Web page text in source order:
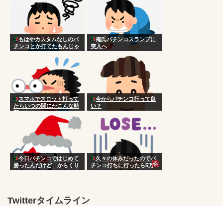
もはやカスタムなしのパ
チンコとか打てたもんじゃ
ないのよ
俺氏パチンコスランプに
突入へ
スマホでスロット打って
たらいつの間にかこんな時
間になってた
今からパチンコ行って良
い？
今日パチンコではじめて
勝ったんだけど からくり
サーカス ってパチンコ凄
久々の休みだったのでパ
チンコ打ちに行ったら5万
負けた 死にたい
Twitterタイムライン